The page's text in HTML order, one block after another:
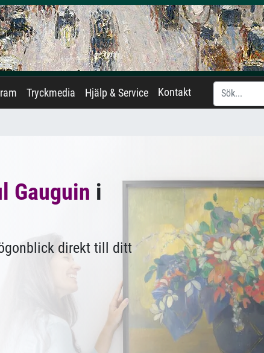
Tryckmedia Hjälp & Service Kontakt
Gauguin i
direkt till ditt